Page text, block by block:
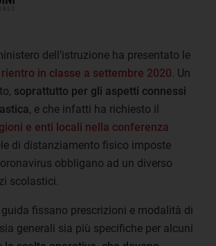
dell’istruzione ha presentato le
in classe a settembre 2020. Un
soprattutto per gli aspetti connessi
, e che infatti ha richiesto il
e enti locali nella conferenza
di distanziamento fisico imposte
obbligano ad un diverso
scolastici.
guida fissano prescrizioni e modalità di
generali sia più specifiche per alcuni